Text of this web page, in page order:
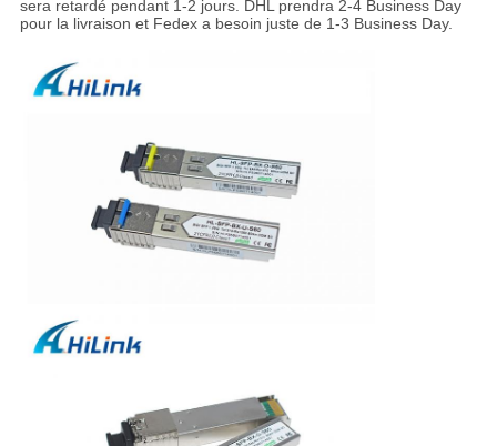
sera retardé pendant 1-2 jours. DHL prendra 2-4 Business Day
pour la livraison et Fedex a besoin juste de 1-3 Business Day.